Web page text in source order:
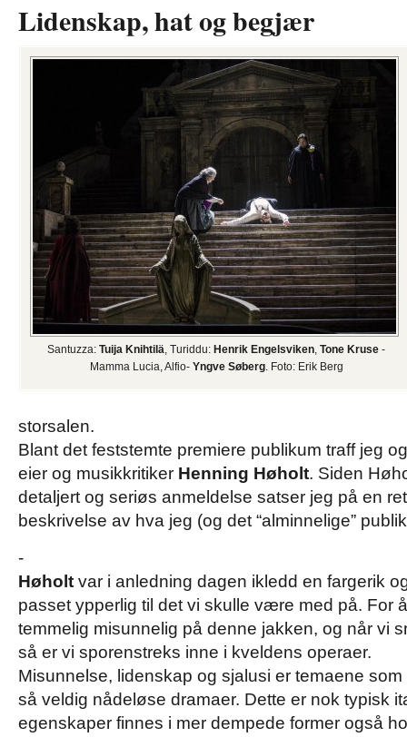
Lidenskap, hat og begjær
Santuzza: Tuija Knihtilä, Turiddu: Henrik Engelsviken, Tone Kruse -
Mamma Lucia, Alfio- Yngve Søberg. Foto: Erik Berg
storsalen.
Blant det feststemte premiere publikum traff jeg
eier og musikkritiker Henning Høholt. Siden
detaljert og seriøs anmeldelse satser jeg på en
beskrivelse av hva jeg (og det “alminnelige”
-
Høholt var i anledning dagen ikledd en fargerik
passet ypperlig til det vi skulle være med på. For
temmelig misunnelig på denne jakken, og når vi
så er vi sporenstreks inne i kveldens operaer.
Misunnelse, lidenskap og sjalusi er temaene
så veldig nådeløse dramaer. Dette er nok typisk
egenskaper finnes i mer dempede former også